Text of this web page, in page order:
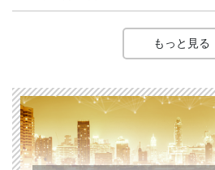
もっと見る